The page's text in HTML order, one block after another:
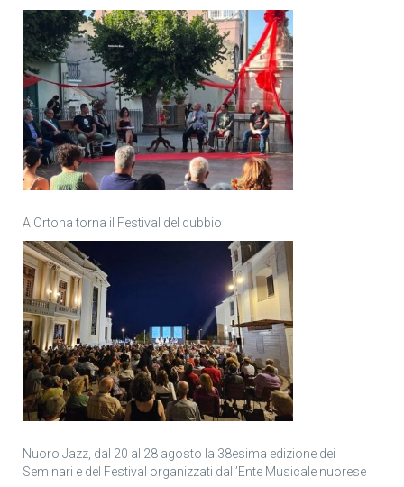
A Ortona torna il Festival del dubbio
Nuoro Jazz, dal 20 al 28 agosto la 38esima edizione dei
Seminari e del Festival organizzati dall’Ente Musicale nuorese